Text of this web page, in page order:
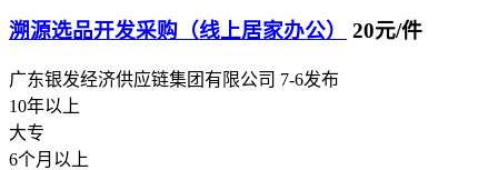
溯源选品开发采购（线上居家办公） 20元/件
广东银发经济供应链集团有限公司 7-6发布
10年以上
大专
6个月以上